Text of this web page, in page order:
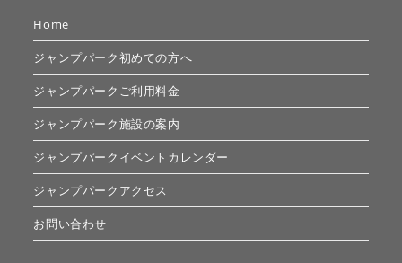
Home
ジャンプパーク初めての方へ
ジャンプパークご利用料金
ジャンプパーク施設の案内
ジャンプパークイベントカレンダー
ジャンプパークアクセス
お問い合わせ